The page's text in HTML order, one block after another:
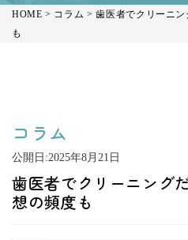
HOME > コラム >歯医者でクリーニ
も
コラム
公開日:2025年8月21日
歯医者でクリーニング
想の頻度も